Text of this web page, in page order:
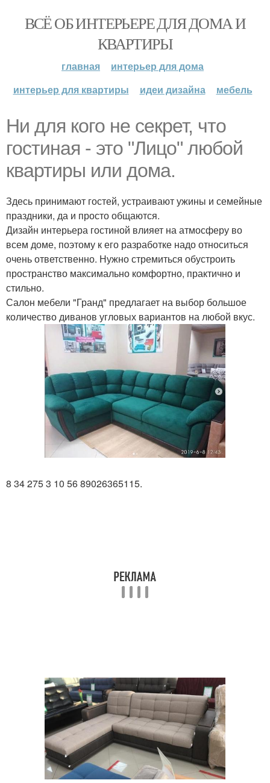
ВСЁ ОБ ИНТЕРЬЕРЕ ДЛЯ ДОМА И
КВАРТИРЫ
главная
интерьер для дома
интерьер для квартиры
идеи дизайна мебель
Ни для кого не секрет, что
гостиная - это "Лицо" любой
квартиры или дома.
Здесь принимают гостей, устраивают ужины и семейные
праздники, да и просто общаются.
Дизайн интерьера гостиной влияет на атмосферу во
всем доме, поэтому к его разработке надо относиться
очень ответственно. Нужно стремиться обустроить
пространство максимально комфортно, практично и
стильно.
Салон мебели "Гранд" предлагает на выбор большое
количество диванов угловых вариантов на любой вкус.
8 34 275 3 10 56 89026365115.